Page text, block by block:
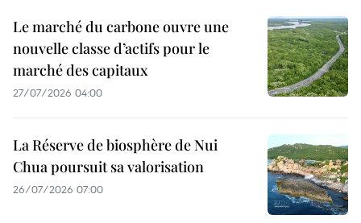
Le marché du carbone ouvre une
nouvelle classe d’actifs pour le
marché des capitaux
27/07/2026 04:00
La Réserve de biosphère de Nui
Chua poursuit sa valorisation
26/07/2026 07:00